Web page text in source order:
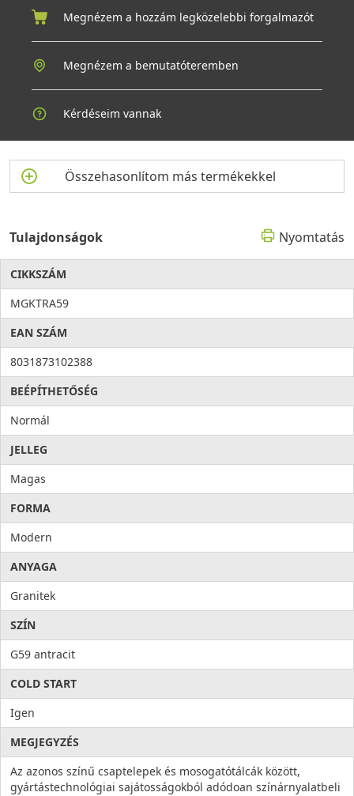
Megnézem a hozzám legközelebbi forgalmazót
Megnézem a bemutatóteremben
Kérdéseim vannak
Összehasonlítom más termékekkel
Tulajdonságok Nyomtatás
CIKKSZÁM
MGKTRA59
EAN SZÁM
8031873102388
BEÉPÍTHETŐSÉG
Normál
JELLEG
Magas
FORMA
Modern
ANYAGA
Granitek
SZÍN
G59 antracit
COLD START
Igen
MEGJEGYZÉS
Az azonos színű csaptelepek és mosogatótálcák között,
gyártástechnológiai sajátosságokból adódoan színárnyalatbeli